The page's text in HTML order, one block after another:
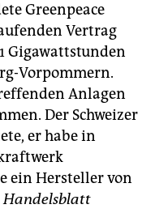
Greenpeace
Vertrag
Gigawattstunden
Vorpommern.
Anlagen
Der Schweizer
er habe in
ein Hersteller von
Handelsblatt